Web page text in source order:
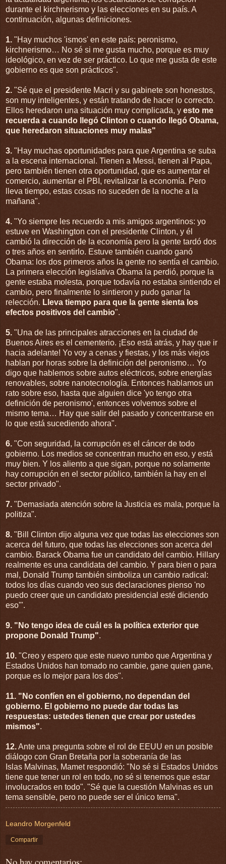
durante el kirchnerismo y las elecciones en su país. A
continuación, algunas definiciones.
1. "Hay muchos 'ismos' en este país: peronismo,
kirchnerismo… No sé si me gusta mucho, porque es muy
ideológico, en vez de ser práctico. Lo que me gusta de este
gobierno es que son prácticos".
2. "Sé que el presidente Macri y su gabinete son honestos,
son muy inteligentes, y están tratando de hacer lo correcto.
Ellos heredaron una situación muy complicada, y esto me
recuerda a cuando llegó Clinton o cuando llegó Obama,
que heredaron situaciones muy malas"
3. "Hay muchas oportunidades para que Argentina se suba
a la escena internacional. Tienen a Messi, tienen al Papa,
pero también tienen otra oportunidad, que es aumentar el
comercio, aumentar el PBI, revitalizar la economía. Pero
lleva tiempo, estas cosas no suceden de la noche a la
mañana".
4. "Yo siempre les recuerdo a mis amigos argentinos: yo
estuve en Washington con el presidente Clinton, y él
cambió la dirección de la economía pero la gente tardó dos
o tres años en sentirlo. Estuve también cuando ganó
Obama: los dos primeros años la gente no sentía el cambio.
La primera elección legislativa Obama la perdió, porque la
gente estaba molesta, porque todavía no estaba sintiendo el
cambio, pero finalmente lo sintieron y pudo ganar la
relección. Lleva tiempo para que la gente sienta los
efectos positivos del cambio".
5. "Una de las principales atracciones en la ciudad de
Buenos Aires es el cementerio. ¡Eso está atrás, y hay que ir
hacia adelante! Yo voy a cenas y fiestas, y los más viejos
hablan por horas sobre la definición del peronismo… Yo
digo que hablemos sobre autos eléctricos, sobre energías
renovables, sobre nanotecnología. Entonces hablamos un
rato sobre eso, hasta que alguien dice 'yo tengo otra
definición de peronismo', entonces volvemos sobre el
mismo tema… Hay que salir del pasado y concentrarse en
lo que está sucediendo ahora".
6. "Con seguridad, la corrupción es el cáncer de todo
gobierno. Los medios se concentran mucho en eso, y está
muy bien. Y los aliento a que sigan, porque no solamente
hay corrupción en el sector público, también la hay en el
sector privado".
7. "Demasiada atención sobre la Justicia es mala, porque la
politiza".
8. "Bill Clinton dijo alguna vez que todas las elecciones son
acerca del futuro, que todas las elecciones son acerca del
cambio. Barack Obama fue un candidato del cambio. Hillary
realmente es una candidata del cambio. Y para bien o para
mal, Donald Trump también simboliza un cambio radical:
todos los días cuando veo sus declaraciones pienso 'no
puedo creer que un candidato presidencial esté diciendo
eso'".
9. "No tengo idea de cuál es la política exterior que
propone Donald Trump".
10. "Creo y espero que este nuevo rumbo que Argentina y
Estados Unidos han tomado no cambie, gane quien gane,
porque es lo mejor para los dos".
11. "No confíen en el gobierno, no dependan del
gobierno. El gobierno no puede dar todas las
respuestas: ustedes tienen que crear por ustedes
mismos".
12.Ante una pregunta sobre el rol de EEUU en un posible
diálogo con Gran Bretaña por la soberanía de las
Islas Malvinas, Mamet respondió: "No sé si Estados Unidos
tiene que tener un rol en todo, no sé si tenemos que estar
involucrados en todo". "Sé que la cuestión Malvinas es un
tema sensible, pero no puede ser el único tema".
Leandro Morgenfeld
Compartir